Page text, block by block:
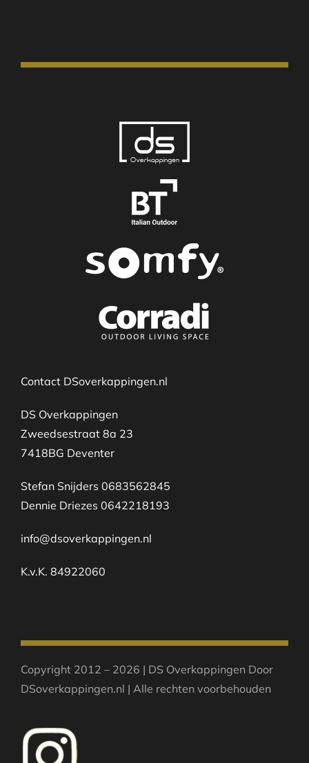
Contact DSoverkappingen.nl
DS Overkappingen
Zweedsestraat 8a 23
7418BG Deventer
Stefan Snijders 0683562845
Dennie Driezes 0642218193
info@dsoverkappingen.nl
K.v.K. 84922060
Copyright 2012 – 2026 | DS Overkappingen Door
DSoverkappingen.nl | Alle rechten voorbehouden